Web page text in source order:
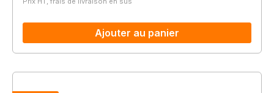
Ajouter au panier